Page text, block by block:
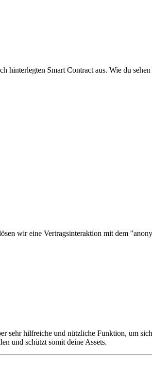
hinterlegten Smart Contract aus. Wie du
wir eine Vertragsinteraktion mit dem
sehr hilfreiche und nützliche Funktion, um
und schützt somit deine Assets.